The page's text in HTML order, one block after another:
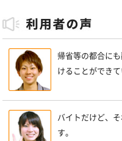
帰省等の都合に
けることができて
バイトだけど、
す。